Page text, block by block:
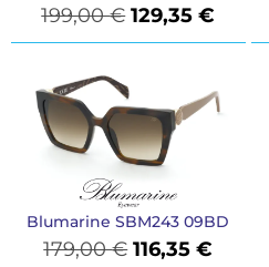
199,00€ 129,35€
Blumarine SBM243 09BD
179,00€ 116,35€